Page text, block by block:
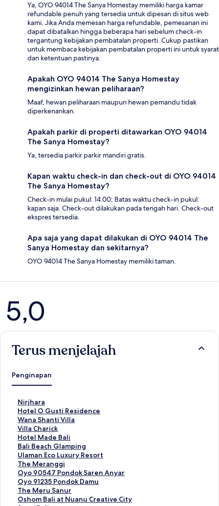
Ya, OYO 94014 The Sanya Homestay memiliki harga kamar
refundable penuh yang tersedia untuk dipesan di situs web
kami. Jika Anda memesan harga refundable, pemesanan ini
dapat dibatalkan hingga beberapa hari sebelum check-in
tergantung kebijakan pembatalan properti. Cukup pastikan
untuk membaca kebijakan pembatalan properti ini untuk syarat
dan ketentuan pastinya.
Apakah OYO 94014 The Sanya Homestay
mengizinkan hewan peliharaan?
Maaf, hewan peliharaan maupun hewan pemandu tidak
diperkenankan.
Apakah parkir di properti ditawarkan OYO 94014
The Sanya Homestay?
Ya, tersedia parkir parkir mandiri gratis.
Kapan waktu check-in dan check-out di OYO 94014
The Sanya Homestay?
Check-in mulai pukul: 14.00; Batas waktu check-in pukul:
kapan saja. Check-out dilakukan pada tengah hari. Check-out
ekspres tersedia.
Apa saja yang dapat dilakukan di OYO 94014 The
Sanya Homestay dan sekitarnya?
OYO 94014 The Sanya Homestay memiliki taman.
Ulasan
5,0
Terus menjelajah
Penginapan
Nirjhara
T
a
u
t
a
n
S
t
a
n
d
a
Hotel O Gusti Residence
T
a
u
t
a
n
S
t
a
n
d
Wana Shanti Villa
T
a
u
t
a
n
S
t
a
n
Villa Charick
T
a
u
t
a
n
S
t
a
Hotel Made Bali
T
a
u
t
a
n
S
t
Bali Beach Glamping
T
a
u
t
a
n
S
Ulaman Eco Luxury Resort
T
a
u
t
a
n
The Meranggi
T
a
u
t
a
Oyo 90547 Pondok Saren Anyar
T
a
u
t
Oyo 91235 Pondok Damu
T
a
u
The Meru Sanur
T
a
Oshom Bali at Nuanu Creative City
T